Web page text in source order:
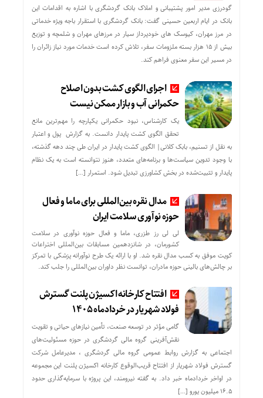
گودرزی مدیر امور پشتیبانی و املاک بانک گردشگری با اشاره به اقدامات این
بانک در ایام اربعین حسینی گفت: بانک گردشگری با استقرار باجه ویژه خدماتی
در مرز مهران، کیوسک های خودپرداز سیار در مرزهای مهران و شلمچه و توزیع
بیش از ۱۵ هزار بسته ملزومات سفر، تلاش کرده است خدمات مورد نیاز زائران را
در مسیر این سفر معنوی فراهم کند.
اجرای الگوی کشت بدون اصلاح
حکمرانی آب و بازار ممکن نیست
یک کارشناس، نبود حکمرانی یکپارچه را مهم‌ترین مانع
تحقق الگوی کشت پایدار دانست. به گزارش پول و اعتبار
به نقل از تسنیم، بابک کلانی| الگوی کشت پایدار در ایران طی چند دهه گذشته،
با وجود تدوین سیاست‌ها و برنامه‌های متعدد، هنوز نتوانسته است به یک نظام
پایدار و تثبیت‌شده در بخش کشاورزی تبدیل شود. استمرار […]
مدال نقره بین‌المللی برای ماما و فعال
حوزه نوآوری سلامت ایران
لی لی رز طزری، ماما و فعال حوزه نوآوری در سلامت
کشورمان، در شانزدهمین مسابقات بین‌المللی اختراعات
کویت موفق به کسب مدال نقره شد. او با ارائه یک طرح نوآورانه پزشکی با تمرکز
بر چالش‌های بالینی حوزه مادران، توانست نظر داوران بین‌المللی را جلب کند.
افتتاح کارخانه اکسیژن پلنت گسترش
فولاد شهریار در خردادماه ۱۴۰۵
گامی مؤثر در توسعه صنعت، تأمین نیازهای حیاتی و تقویت
نقش‌آفرینی گروه مالی گردشگری در حوزه مسئولیت‌های
اجتماعی به گزارش روابط عمومی گروه مالی گردشگری ، مدیرعامل شرکت
گسترش فولاد شهریار از افتتاح قریب‌الوقوع کارخانه اکسیژن پلنت این مجموعه
در اواخر خردادماه خبر داد. به گفته نیرومند، این پروژه با سرمایه‌گذاری حدود
۱۶.۵ میلیون یورو […]